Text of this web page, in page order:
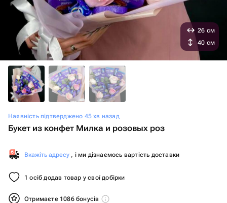
Наявність підтверджено 45 хв назад
Букет из конфет Милка и розовых роз
Вкажіть адресу , і ми дізнаємось вартість доставки
1 осіб додав товар у свої добірки
Отримаєте 1086 бонусів
26 см
40 см